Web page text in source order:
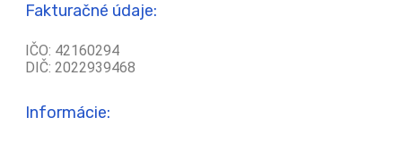
Fakturačné údaje:
IČO: 42160294
DIČ: 2022939468
Informácie: